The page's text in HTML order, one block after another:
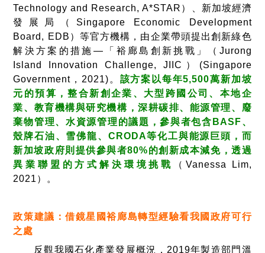
Technology and Research, A*STAR）、新加坡經濟
發展局（Singapore Economic Development
Board, EDB）等官方機構，由企業帶頭提出創新綠色
解決方案的措施—「裕廊島創新挑戰」（Jurong
Island Innovation Challenge, JIIC）(Singapore
Government，2021)。 該方案以每年5,500萬新加坡
元的預算，整合新創企業、大型跨國公司、本地企
業、教育機構與研究機構，深耕碳排、能源管理、廢
棄物管理、水資源管理的議題，參與者包含BASF、
殼牌石油、雪佛龍、CRODA等化工與能源巨頭，而
新加坡政府則提供參與者80%的創新成本減免，透過
異業聯盟的方式解決環境挑戰
（Vanessa Lim,
2021）。
政策建議：借鏡星國裕廊島轉型經驗看我國政府可行
之處
反觀我國石化產業發展概況，2019年製造部門溫